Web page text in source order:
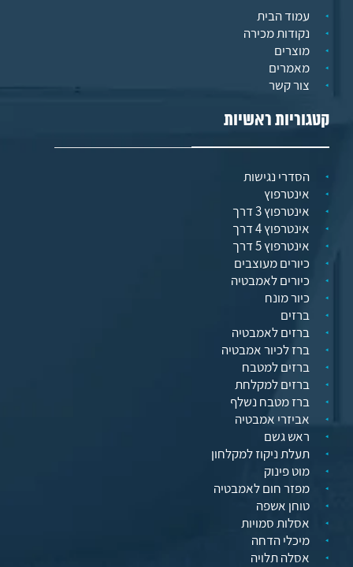
עמוד הבית
נקודות מכירה
מוצרים
מאמרים
צור קשר
קטגוריות ראשיות
הסדרי נגישות
אינטרפוץ
אינטרפוץ 3 דרך
אינטרפוץ 4 דרך
אינטרפוץ 5 דרך
כיורים מעוצבים
כיורים לאמבטיה
כיור מונח
ברזים
ברזים לאמבטיה
ברז לכיור אמבטיה
ברזים למטבח
ברזים למקלחת
ברז מטבח נשלף
אביזרי אמבטיה
ראש גשם
תעלת ניקוז למקלחון
מוט פינוק
מפזר חום לאמבטיה
טוחן אשפה
אסלות סמויות
מיכלי הדחה
אסלה תלויה